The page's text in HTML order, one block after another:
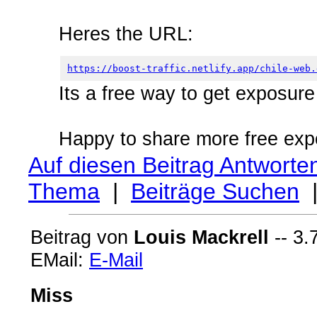
Heres the URL:
https://boost-traffic.netlify.app/chile-
Its a free way to get
Happy to share more free
Auf diesen Beitrag
Thema | Beiträge Suchen
Beitrag von Louis Mackrell
--
EMail: E-Mail
Miss